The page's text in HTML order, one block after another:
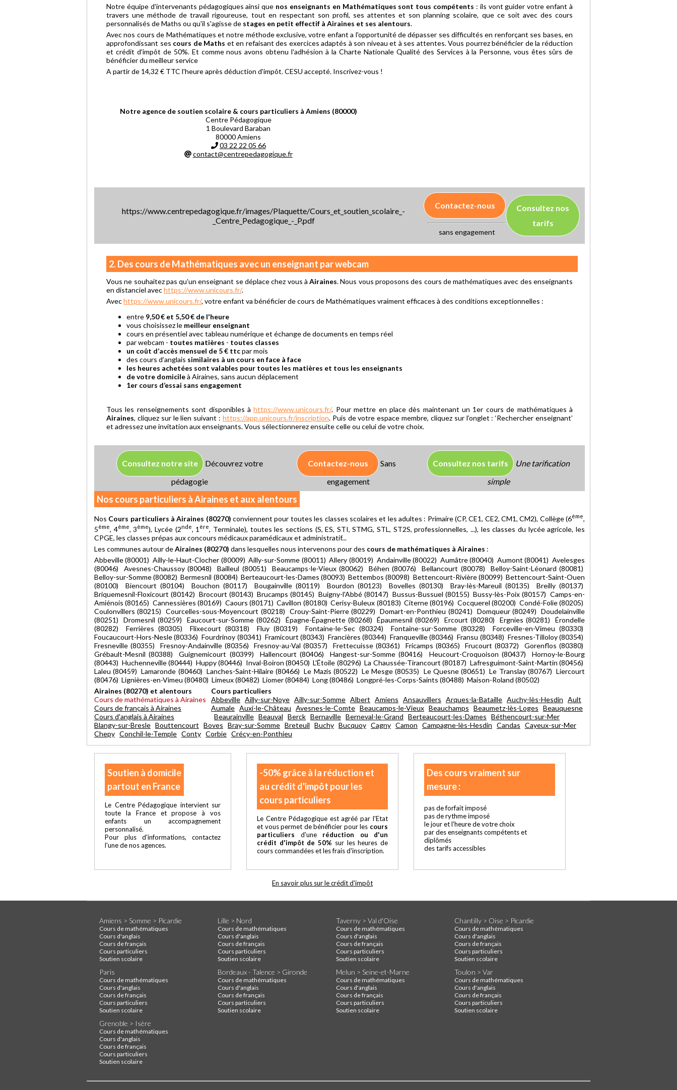
Notre équipe d'intervenants pédagogiques ainsi que nos enseignants en Mathématiques sont tous compétents : ils vont guider votre enfant à
travers une méthode de travail rigoureuse, tout en respectant son profil, ses attentes et son planning scolaire, que ce soit avec des cours
personnalisés de Maths ou qu'il s'agisse de stages en petit effectif à Airaines et ses alentours.
Avec nos cours de Mathématiques et notre méthode exclusive, votre enfant a l'opportunité de dépasser ses difficultés en renforçant ses bases, en
approfondissant ses cours de Maths et en refaisant des exercices adaptés à son niveau et à ses attentes. Vous pourrez bénéficier de la réduction
et crédit d'impôt de 50%. Et comme nous avons obtenu l'adhésion à la Charte Nationale Qualité des Services à la Personne, vous êtes sûrs de
bénéficier du meilleur service
A partir de 14,32 € TTC l'heure après déduction d'impôt. CESU accepté. Inscrivez-vous !
Notre agence de soutien scolaire & cours particuliers à Amiens (80000)
Centre Pédagogique
1 Boulevard Baraban
80000 Amiens
03 22 22 05 66
contact@centrepedagogique.fr
https://www.centrepedagogique.fr/images/Plaquette/Cours_et_soutien_scolaire_-
_Centre_Pedagogique_-_P.pdf
Contactez-nous
sans engagement
Consultez nos
tarifs
2. Des cours de Mathématiques avec un enseignant par webcam
Vous ne souhaitez pas qu’un enseignant se déplace chez vous àAiraines. Nous vous proposons des cours de mathématiques avec des enseignants
en distanciel avechttps://www.unicours.fr/.
Avechttps://www.unicours.fr/, votre enfant va bénéficier de cours de Mathématiques vraiment efficaces à des conditions exceptionnelles :
entre 9,50 € et 5,50 € de l'heure
vous choisissez le meilleur enseignant
cours en présentiel avec tableau numérique et échange de documents en temps réel
par webcam - toutes matières - toutes classes
un coût d’accès mensuel de 5 € ttcpar mois
des cours d’anglais similaires à un cours en face à face
les heures achetées sont valables pour toutes les matières et tous les enseignants
de votre domicileà Airaines, sans aucun déplacement
1er cours d’essai sans engagement
Tous les renseignements sont disponibles àhttps://www.unicours.fr/. Pour mettre en place dès maintenant un 1er cours de mathématiques à
Airaines, cliquez sur le lien suivant : https://app.unicours.fr/inscription. Puis de votre espace membre, cliquez sur l’onglet : ‘Rechercher enseignant’
et adressez une invitation aux enseignants. Vous sélectionnerez ensuite celle ou celui de votre choix.
Consultez notre site
Découvrez votre
pédagogie
Contactez-nous
Sans
engagement
Consultez nos tarifs
Une tarification
simple
Nos cours particuliers à Airaines et aux alentours
Nos Cours particuliers à Airaines (80270) conviennent pour toutes les classes scolaires et les adultes : Primaire (CP, CE1, CE2, CM1, CM2), Collège (6ème,
5ème, 4ème, 3ème), Lycée (2nde, 1 ère, Terminale), toutes les sections (S, ES, STI, STMG, STL, ST2S, professionnelles, ...), les classes du lycée agricole, les
CPGE, les classes prépas aux concours médicaux paramédicaux et administratif...
Les communes autour deAiraines (80270) dans lesquelles nous intervenons pour des cours de mathématiques à Airaines :
Abbeville (80001) Ailly-le-Haut-Clocher (80009) Ailly-sur-Somme (80011) Allery (80019) Andainville (80022) Aumâtre (80040) Aumont (80041) Avelesges
(80046) Avesnes-Chaussoy (80048) Bailleul (80051) Beaucamps-le-Vieux (80062) Béhen (80076) Bellancourt (80078) Belloy-Saint-Léonard (80081)
Belloy-sur-Somme (80082) Bermesnil (80084) Berteaucourt-les-Dames (80093) Bettembos (80098) Bettencourt-Rivière (80099) Bettencourt-Saint-Ouen
(80100) Biencourt (80104) Bouchon (80117) Bougainville (80119) Bourdon (80123) Bovelles (80130) Bray-lès-Mareuil (80135) Breilly (80137)
Briquemesnil-Floxicourt (80142) Brocourt (80143) Brucamps (80145) Buigny-l'Abbé (80147) Bussus-Bussuel (80155) Bussy-lès-Poix (80157) Camps-en-
Amiénois (80165) Cannessières (80169) Caours (80171) Cavillon (80180) Cerisy-Buleux (80183) Citerne (80196) Cocquerel (80200) Condé-Folie (80205)
Coulonvillers (80215) Courcelles-sous-Moyencourt (80218) Crouy-Saint-Pierre (80229) Domart-en-Ponthieu (80241) Domqueur (80249) Doudelainville
(80251) Dromesnil (80259) Eaucourt-sur-Somme (80262) Épagne-Épagnette (80268) Épaumesnil (80269) Ercourt (80280) Ergnies (80281) Érondelle
(80282) Ferrières (80305) Flixecourt (80318) Fluy (80319) Fontaine-le-Sec (80324) Fontaine-sur-Somme (80328) Forceville-en-Vimeu (80330)
Foucaucourt-Hors-Nesle (80336) Fourdrinoy (80341) Framicourt (80343) Francières (80344) Franqueville (80346) Fransu (80348) Fresnes-Tilloloy (80354)
Fresneville (80355) Fresnoy-Andainville (80356) Fresnoy-au-Val (80357) Frettecuisse (80361) Fricamps (80365) Frucourt (80372) Gorenflos (80380)
Grébault-Mesnil (80388) Guignemicourt (80399) Hallencourt (80406) Hangest-sur-Somme (80416) Heucourt-Croquoison (80437) Hornoy-le-Bourg
(80443) Huchenneville (80444) Huppy (80446) Inval-Boiron (80450) L'Étoile (80296) La Chaussée-Tirancourt (80187) Lafresguimont-Saint-Martin (80456)
Laleu (80459) Lamaronde (80460) Lanches-Saint-Hilaire (80466) Le Mazis (80522) Le Mesge (80535) Le Quesne (80651) Le Translay (80767) Liercourt
(80476) Lignières-en-Vimeu (80480) Limeux (80482) Liomer (80484) Long (80486) Longpré-les-Corps-Saints (80488) Maison-Roland (80502)
Airaines (80270) et alentours
Cours de mathématiques à Airaines
Cours de français à Airaines
Cours d'anglais à Airaines
Cours particuliers
Abbeville Ailly-sur-Noye Ailly-sur-Somme Albert Amiens Ansauvillers Arques-la-Bataille Auchy-lès-Hesdin Ault
Aumale Auxi-le-Château Avesnes-le-Comte Beaucamps-le-Vieux Beauchamps Beaumetz-lès-Loges Beauquesne
Beaurainville Beauval Berck Bernaville Berneval-le-Grand Berteaucourt-les-Dames Béthencourt-sur-Mer
Blangy-sur-Bresle Bouttencourt Boves Bray-sur-Somme Breteuil Buchy Bucquoy Cagny Camon Campagne-lès-Hesdin Candas Cayeux-sur-Mer
Chepy Conchil-le-Temple Conty Corbie Crécy-en-Ponthieu
Soutien à domicile
partout en France
Le Centre Pédagogique intervient sur
toute la France et propose à vos
enfants un accompagnement
personnalisé.
Pour plus d'informations, contactez
l'une de nos agences.
-50% grâce à la réduction et
au crédit d'impôt pour les
cours particuliers
Le Centre Pédagogique est agréé par l'Etat
et vous permet de bénéficier pour les cours
particuliers d'une réduction ou d'un
crédit d'impôt de 50% sur les heures de
cours commandées et les frais d'inscription.
En savoir plus sur le crédit d'impôt
Des cours vraiment sur
mesure :
pas de forfait imposé
pas de rythme imposé
le jour et l'heure de votre choix
par des enseignants compétents et
diplômés
des tarifs accessibles
Amiens > Somme > Picardie
Cours de mathématiques
Cours d'anglais
Cours de français
Cours particuliers
Soutien scolaire
Lille > Nord
Cours de mathématiques
Cours d'anglais
Cours de français
Cours particuliers
Soutien scolaire
Taverny > Val d'Oise
Cours de mathématiques
Cours d'anglais
Cours de français
Cours particuliers
Soutien scolaire
Chantilly > Oise > Picardie
Cours de mathématiques
Cours d'anglais
Cours de français
Cours particuliers
Soutien scolaire
Paris
Cours de mathématiques
Cours d'anglais
Cours de français
Cours particuliers
Soutien scolaire
Bordeaux - Talence > Gironde
Cours de mathématiques
Cours d'anglais
Cours de français
Cours particuliers
Soutien scolaire
Melun > Seine-et-Marne
Cours de mathématiques
Cours d'anglais
Cours de français
Cours particuliers
Soutien scolaire
Toulon > Var
Cours de mathématiques
Cours d'anglais
Cours de français
Cours particuliers
Soutien scolaire
Grenoble > Isère
Cours de mathématiques
Cours d'anglais
Cours de français
Cours particuliers
Soutien scolaire